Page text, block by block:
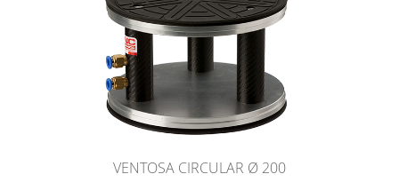
VENTOSA CIRCULAR Ø 200